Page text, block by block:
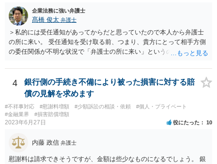
企業法務に強い弁護士
髙橋 俊太 弁護士
＞私的には受任通知があってからだと思っていたので本人から弁護士
の所に来い。 受任通知を受け取る前、つまり、貴方にとって相手方側
の委任関係が不明な状況で「弁護士の所に来い」というのは、さすが
絡がきますよね？ 通常はそのような初動となります。
4
銀行側の手続き不備により被った損害に対する賠
償の見解を求めます
#不祥事対応 #慰謝料増額 #少額訴訟の相談・依頼
#個人・プライベート
#金融業界
#損害賠償増額
2023年6月27日 役にたった 10
内藤 政信 弁護士
慰謝料は請求できそうですが、金額は些少なものになるでしょう。 銀